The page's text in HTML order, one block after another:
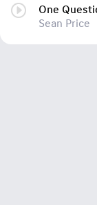
One
Sean Price